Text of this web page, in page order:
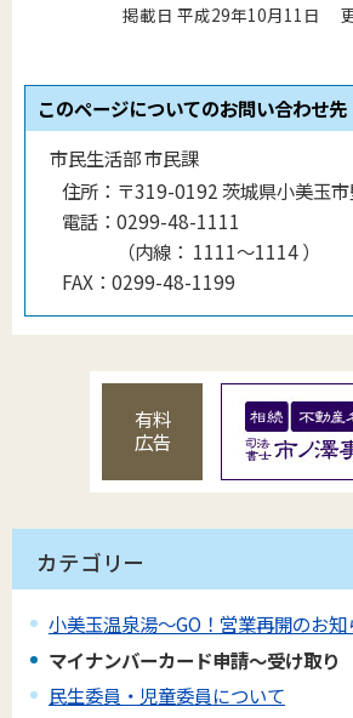
掲載日 平成29年10月11日
このページについてのお問い合わせ先
市民生活部 市民課
住所： 〒319-0192 茨城県小美玉
電話： 0299-48-1111
（内線 ： 1111〜1114）
FAX： 0299-48-1199
有料
広告
カテゴリー
小美玉温泉湯～GO！営業再開のお知
マイナンバーカード申請～受け取り
民生委員・児童委員について